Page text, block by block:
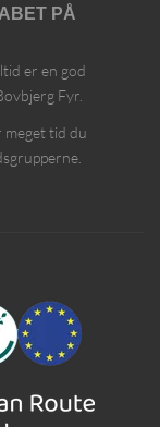
PÅ
er en god
Fyr.
meget tid du